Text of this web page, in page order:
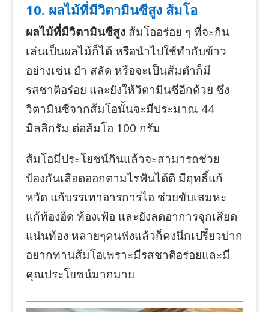
10. ผลไม้ที่มีวิตามินซีสูง ส้มโอ
ผลไม้ที่มีวิตามินซีสูงส้มโออร่อย ๆ ที่จะกิน
เล่นเป็นผลไม้ก็ได้ หรือนำไปใช้ทำกับข้าว
อย่างเช่น ยำ สลัด หรือจะเป็นส้มตำก็มี
รสชาติอร่อย และยังให้วิตามินซีอีกด้วย ซึง
วิตามินซีจากส้มโอนั้นจะมีประมาณ 44
มิลลิกรัม ต่อส้มโอ 100 กรัม
ส้มโอมีประโยชน์กินแล้วจะสามารถช่วย
ป้องกันเลือดออกตามไรฟันได้ดี มีฤทธิ์แก้
หวัด แก้บรรเทาอารการไอ ช่วยขับเสมหะ
แก้ท้องอืด ท้องเฟ้อ และยังลดอาการจุกเสียด
แน่นท้อง หลายๆคนฟังแล้วก็คงนึกเปรี้ยวปาก
อยากทานส้มโอเพราะมีรสชาติอร่อยและมี
คุณประโยชน์มากมาย